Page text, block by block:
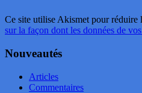
Ce site utilise Akismet pour réduire
sur la façon dont les données de
Nouveautés
Articles
Commentaires